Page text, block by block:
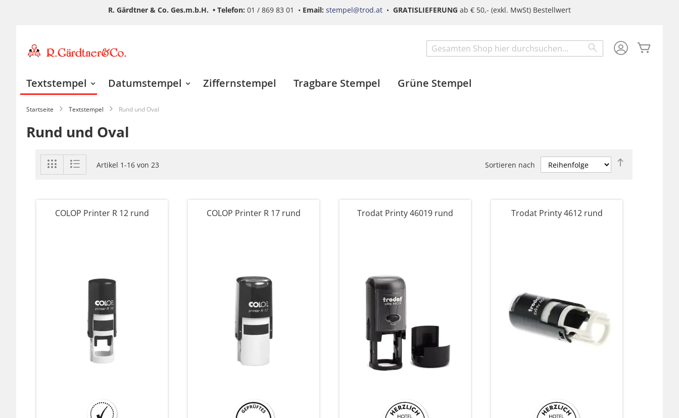
R. Gärdtner & Co. Ges.m.b.H. • Telefon: 01 / 869 83 01 • Email: stempel@trod.at • GRATISLIEFERUNG ab € 50,- (exkl. MwSt) Bestellwert
springen
Search
Textstempel Datumstempel Ziffernstempel Tragbare Stempel Grüne Stempel
Startseite Textstempel Rund und Oval
Rund und Oval
Anzeigen
als
Liste Artikel 1-16 von 23 Sortieren nach
COLOP Printer R 12 rund COLOP Printer R 17 rund Trodat Printy 46019 rund Trodat Printy 4612 rund